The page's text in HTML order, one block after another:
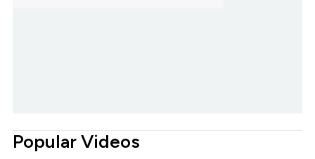
Popular Videos